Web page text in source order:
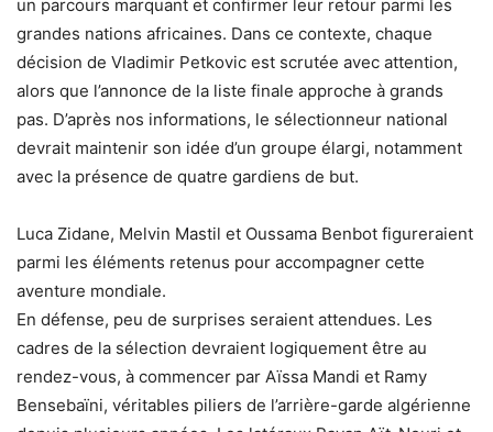
un parcours marquant et confirmer leur retour parmi les
grandes nations africaines. Dans ce contexte, chaque
décision de Vladimir Petkovic est scrutée avec attention,
alors que l’annonce de la liste finale approche à grands
pas. D’après nos informations, le sélectionneur national
devrait maintenir son idée d’un groupe élargi, notamment
avec la présence de quatre gardiens de but.
Luca Zidane, Melvin Mastil et Oussama Benbot figureraient
parmi les éléments retenus pour accompagner cette
aventure mondiale.
En défense, peu de surprises seraient attendues. Les
cadres de la sélection devraient logiquement être au
rendez-vous, à commencer par Aïssa Mandi et Ramy
Bensebaïni, véritables piliers de l’arrière-garde algérienne